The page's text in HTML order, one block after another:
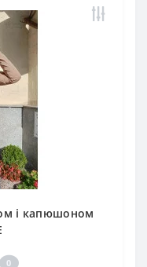
і капюшоном
0